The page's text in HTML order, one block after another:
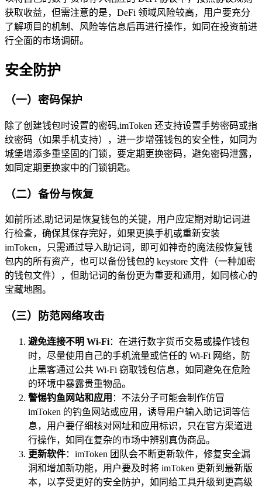
获取收益，但需注意的是，DeFi 领域风险较高，用户要充分
了解项目的机制、风险等信息后再进行操作，如同在投资前进
行全面的市场调研。
安全防护
（一）密码保护
除了创建钱包时设置的密码,imToken 还支持设置手势密码或指
纹密码（如果手机支持），进一步增强钱包的安全性，如同为
城堡增添多重坚固的门锁，要定期更换密码，避免密码泄露，
如同定期更换家中的门锁钥匙。
（二）备份与恢复
如前所述,助记词是恢复钱包的关键，用户应定期对助记词进
行检查，确保其保存完好，如果更换手机或重新安装
imToken，只需通过导入助记词，即可如神奇的魔法般恢复钱
包内的所有资产，也可以备份钱包的 keystore 文件（一种加密
的钱包文件），但助记词的备份更为重要和通用，如同核心的
宝藏地图。
（三）防范网络攻击
避免连接不明 Wi-Fi：在进行数字货币交易或操作钱包
时，尽量使用自己的手机流量或信任的 Wi-Fi 网络，防
止黑客通过公共 Wi-Fi 窃取钱包信息，如同避免在危险
的环境中暴露贵重物品。
警惕钓鱼网站和应用 ：不法分子可能会制作仿冒
imToken 的钓鱼网站或应用，诱导用户输入助记词等信
息，用户要仔细核对网址和应用标识，只在官方渠道进
行操作，如同在复杂的市场中辨别真伪商品。
更新软件：imToken 团队会不断更新软件，修复安全漏
洞和增加新功能，用户要及时将 imToken 更新到最新版
本，以享受更好的安全防护，如同给工具升级到更高级